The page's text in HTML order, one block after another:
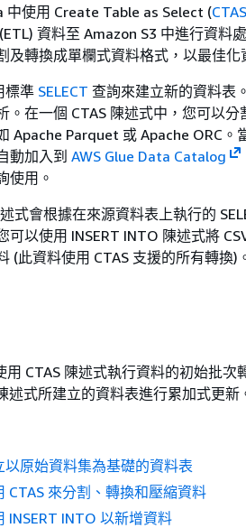
中使用 Create Table as Select (CTAS
資料至 Amazon S3 中進行資料
及轉換成單欄式資料格式，以最佳化
標準 SELECT 查詢來建立新的資料表
。在一個 CTAS 陳述式中，您可以
Apache Parquet 或 Apache ORC。
動加入到 AWS Glue Data Catalog
使用。
式會根據在來源資料表上執行的
可以使用 INSERT INTO 陳述式將
(此資料使用 CTAS 支援的所有轉換)
CTAS 陳述式執行資料的初始批次
述式所建立的資料表進行累加式更新
以原始資料集為基礎的資料表
CTAS 來分割、轉換和壓縮資料
INSERT INTO 以新增資料